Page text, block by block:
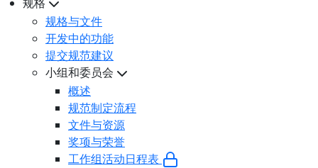
规格与文件
开发中的功能
提交规范建议
小组和委员会
概述
规范制定流程
文件与资源
奖项与荣誉
工作组活动日程表